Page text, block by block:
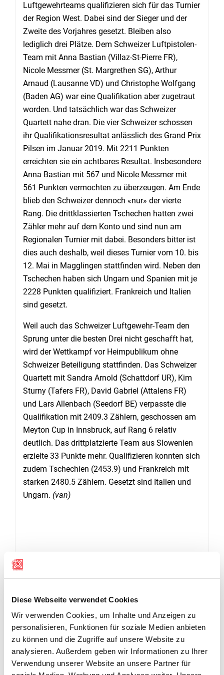
Diese Webseite verwendet Cookies
Wir verwenden Cookies, um Inhalte und Anzeigen zu
personalisieren, Funktionen für soziale Medien anbieten
zu können und die Zugriffe auf unsere Website zu
analysieren. Außerdem geben wir Informationen zu Ihrer
Verwendung unserer Website an unsere Partner für
Luftgewehrteams qualifizieren sich für das Turnier
der Region West. Dabei sind der Sieger und der
Zweite des Vorjahres gesetzt. Bleiben also
lediglich drei Plätze. Dem Schweizer Luftpistolen-
Team mit Anna Bastian (Villaz-St-Pierre FR),
Nicole Messmer (St. Margrethen SG), Arthur
Arnaud (Lausanne VD) und Christophe Wolfgang
(Baden AG) war eine Qualifikation aber zugetraut
worden. Und tatsächlich war das Schweizer
Quartett nahe dran. Die vier Schweizer schossen
ihr Qualifikationsresultat anlässlich des Grand Prix
Pilsen im Januar 2019. Mit 2211 Punkten
erreichten sie ein achtbares Resultat. Insbesondere
Anna Bastian mit 567 und Nicole Messmer mit
561 Punkten vermochten zu überzeugen. Am Ende
blieb den Schweizer dennoch «nur» der vierte
Rang. Die drittklassierten Tschechen hatten zwei
Zähler mehr auf dem Konto und sind nun am
Regionalen Turnier mit dabei. Besonders bitter ist
dies auch deshalb, weil dieses Turnier vom 10. bis
12. Mai in Magglingen stattfinden wird. Neben den
Tschechen haben sich Ungarn und Spanien mit je
2228 Punkten qualifiziert. Frankreich und Italien
sind gesetzt.
Weil auch das Schweizer Luftgewehr-Team den
Sprung unter die besten Drei nicht geschafft hat,
wird der Wettkampf vor Heimpublikum ohne
Schweizer Beteiligung stattfinden. Das Schweizer
Quartett mit Sandra Arnold (Schattdorf UR), Kim
Sturny (Tafers FR), David Gabriel (Attalens FR)
und Lars Allenbach (Seedorf BE) verpasste die
Qualifikation mit 2409.3 Zählern, geschossen am
Meyton Cup in Innsbruck, auf Rang 6 relativ
deutlich. Das drittplatzierte Team aus Slowenien
erzielte 33 Punkte mehr. Qualifizieren konnten sich
zudem Tschechien (2453.9) und Frankreich mit
starken 2480.5 Zählern. Gesetzt sind Italien und
Ungarn. (van)
DOWNLOAD
European Youth League Championship Elimination Region West
MAGGLINGEN
10. MAI - 12. MAI